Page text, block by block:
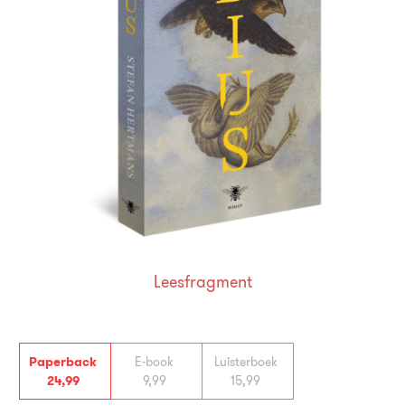
Paperback
24,99
E-book
9,99
Luisterboek
15,99
Leesfragment